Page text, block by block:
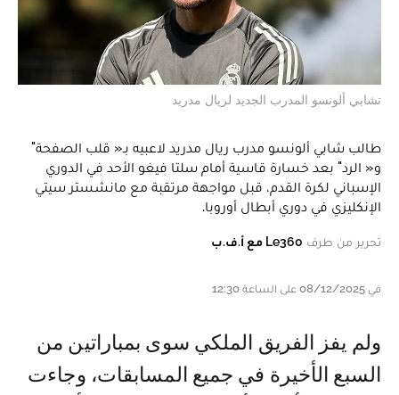
تشابي ألونسو المدرب الجديد لريال مدريد
‎طالب شابي ألونسو مدرب ريال مدريد لاعبيه بـ« قلب الصفحة"
و« الرد" بعد خسارة قاسية أمام سلتا فيغو الأحد في الدوري
الإسباني لكرة القدم، قبل مواجهة مرتقبة مع مانشستر سيتي
الإنكليزي في دوري أبطال أوروبا.
تحرير من طرف Le360 مع أ.ف.ب
في 08/12/2025 على الساعة 12:30
ولم يفز الفريق الملكي سوى بمباراتين من
السبع الأخيرة في جميع المسابقات، وجاءت